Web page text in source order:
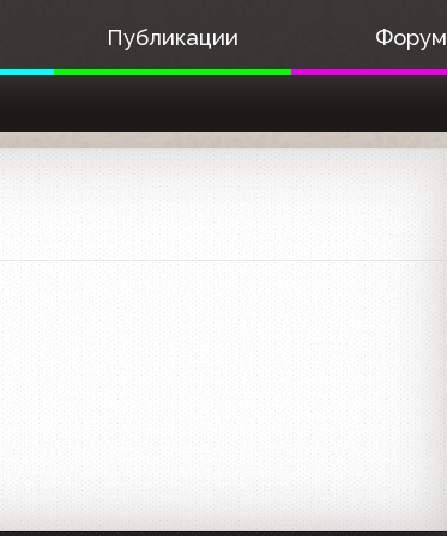
Публикации Форум